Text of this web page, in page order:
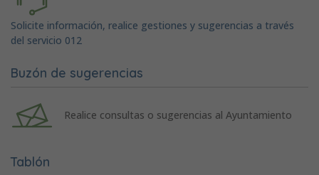
Solicite información, realice gestiones y sugerencias a través
del servicio 012
Buzón de sugerencias
Realice consultas o sugerencias al Ayuntamiento
Tablón